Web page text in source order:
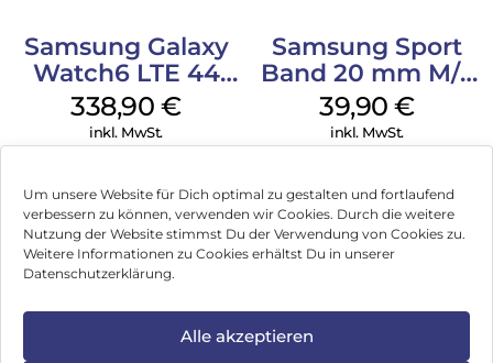
Um unsere Website für Dich optimal zu gestalten und fortlaufend
verbessern zu können, verwenden wir Cookies. Durch die weitere
Nutzung der Website stimmst Du der Verwendung von Cookies zu.
Weitere Informationen zu Cookies erhältst Du in unserer
Datenschutzerklärung.
Alle akzeptieren
Samsung Galaxy
Watch6 LTE 44
mm Graphite
338,90€
inkl. MwSt.
Samsung Sport
Band 20 mm M/L
Galaxy Watch4
Serie Graphite
39,90€
inkl. MwSt.
Impressum